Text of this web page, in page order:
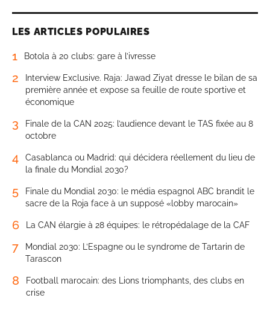
LES ARTICLES POPULAIRES
1 Botola à 20 clubs: gare à l’ivresse
2
Interview Exclusive. Raja: Jawad Ziyat dresse le bilan de sa
première année et expose sa feuille de route sportive et
économique
3
Finale de la CAN 2025: l’audience devant le TAS fixée au 8
octobre
4
Casablanca ou Madrid: qui décidera réellement du lieu de
la finale du Mondial 2030?
5
Finale du Mondial 2030: le média espagnol ABC brandit le
sacre de la Roja face à un supposé «lobby marocain»
6 La CAN élargie à 28 équipes: le rétropédalage de la CAF
7
Mondial 2030: L’Espagne ou le syndrome de Tartarin de
Tarascon
8
Football marocain: des Lions triomphants, des clubs en
crise